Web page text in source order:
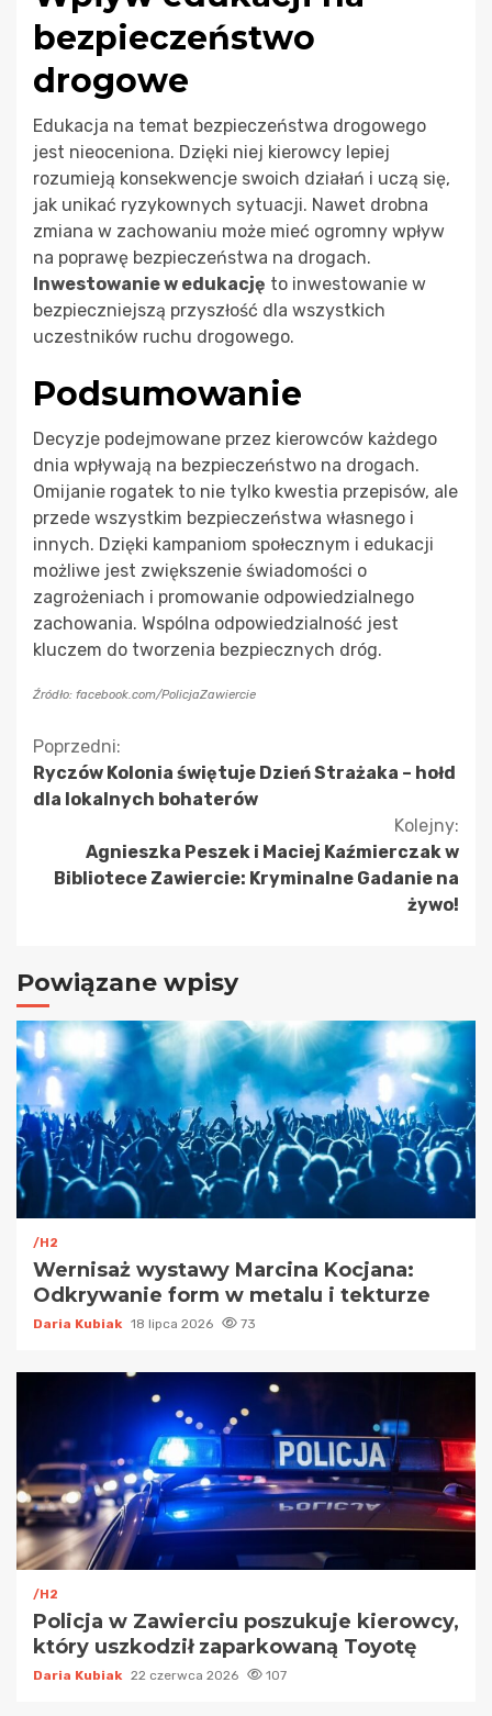
bezpieczeństwo
drogowe
Edukacja na temat bezpieczeństwa drogowego
jest nieoceniona. Dzięki niej kierowcy lepiej
rozumieją konsekwencje swoich działań i uczą się,
jak unikać ryzykownych sytuacji. Nawet drobna
zmiana w zachowaniu może mieć ogromny wpływ
na poprawę bezpieczeństwa na drogach.
Inwestowanie w edukację to inwestowanie w
bezpieczniejszą przyszłość dla wszystkich
uczestników ruchu drogowego.
Podsumowanie
Decyzje podejmowane przez kierowców każdego
dnia wpływają na bezpieczeństwo na drogach.
Omijanie rogatek to nie tylko kwestia przepisów, ale
przede wszystkim bezpieczeństwa własnego i
innych. Dzięki kampaniom społecznym i edukacji
możliwe jest zwiększenie świadomości o
zagrożeniach i promowanie odpowiedzialnego
zachowania. Wspólna odpowiedzialność jest
kluczem do tworzenia bezpiecznych dróg.
Źródło: facebook.com/PolicjaZawiercie
Kontynuuj
czytanie
Poprzedni:
Ryczów Kolonia świętuje Dzień Strażaka – hołd
dla lokalnych bohaterów
Kolejny:
Agnieszka Peszek i Maciej Kaźmierczak w
Bibliotece Zawiercie: Kryminalne Gadanie na
żywo!
Powiązane wpisy
/H2
Wernisaż wystawy Marcina Kocjana:
Odkrywanie form w metalu i tekturze
Daria Kubiak 18 lipca 2026 73
/H2
Policja w Zawierciu poszukuje kierowcy,
który uszkodził zaparkowaną Toyotę
Daria Kubiak 22 czerwca 2026 107